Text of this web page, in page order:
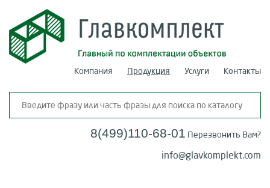
Компания Продукция Услуги Контакты
8(499)110-68-01 Перезвонить Вам?
info@glavkomplekt.com